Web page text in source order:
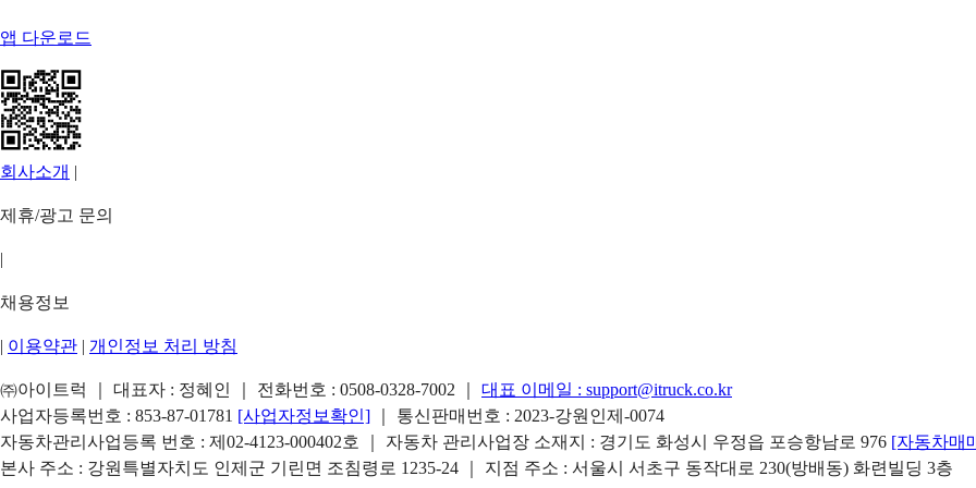
앱 다운로드
회사소개 |
제휴/광고 문의
|
채용정보
| 이용약관 | 개인정보 처리 방침
㈜아이트럭 ｜ 대표자 : 정혜인 ｜ 전화번호 : 0508-0328-7002 대표 이메일 : support@itruck.co.kr
사업자등록번호 : 853-87-01781 [사업자정보확인]
｜ 통신판매번호 : 2023-강원인제-0074
자동차관리사업등록 번호 : 제02-4123-000402호 ｜ 자동차 관리사업장 소재지 : 경기도 화성시 우정읍 포승항남로 976 [자동차매
본사 주소 : 강원특별자치도 인제군 기린면 조침령로 1235-24 ｜ 지점 주소 : 서울시 서초구 동작대로 230(방배동) 화련빌딩 3층